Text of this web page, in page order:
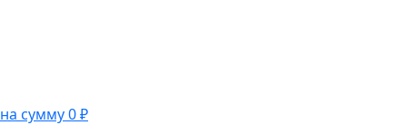
на сумму 0 ₽